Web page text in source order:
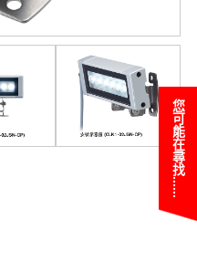
您可能在尋找……